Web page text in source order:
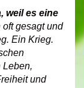
weil es eine
gesagt und
Ein Krieg.
Leben,
und